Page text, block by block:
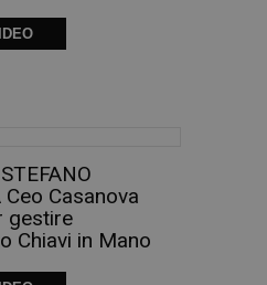
Ceo Casanova
gestire
Chiavi in Mano